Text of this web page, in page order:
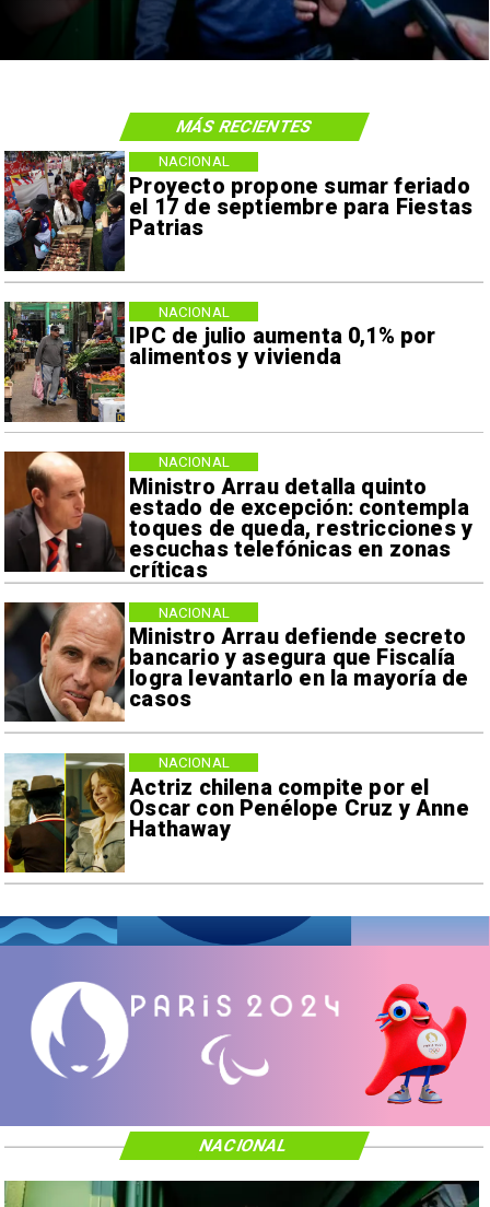
Proyecto propone sumar feriado
el 17 de septiembre para Fiestas
Patrias
NACIONAL
IPC de julio aumenta 0,1% por
alimentos y vivienda
NACIONAL
Ministro Arrau detalla quinto
estado de excepción: contempla
toques de queda, restricciones y
escuchas telefónicas en zonas
críticas
NACIONAL
Ministro Arrau defiende secreto
bancario y asegura que Fiscalía
logra levantarlo en la mayoría de
casos
NACIONAL
Actriz chilena compite por el
Oscar con Penélope Cruz y Anne
Hathaway
NACIONAL
MÁS RECIENTES
NACIONAL